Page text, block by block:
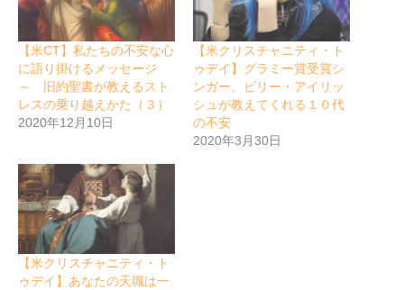
【米CT】私たちの不安な心
に語り掛けるメッセージ
～ 旧約聖書が教えるスト
レスの乗り越えかた（３）
2020年12月10日
【米クリスチャニティ・ト
ゥデイ】グラミー賞受賞シ
ンガー、ビリー・アイリッ
シュが教えてくれる１０代
の不安
2020年3月30日
【米クリスチャニティ・ト
ゥデイ】あなたの天職は一